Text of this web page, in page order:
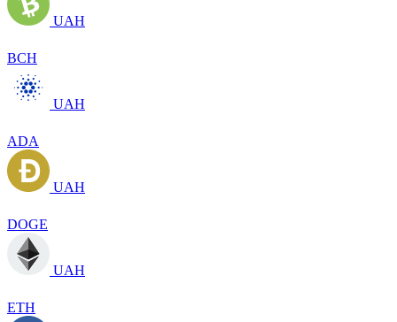
UAH
BCH
UAH
ADA
UAH
DOGE
UAH
ETH